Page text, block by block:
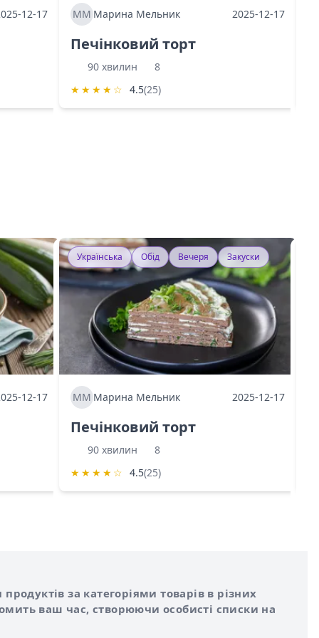
12-17 МММарина Мельник 2025-12-17
Печінковий торт
90 хвилин
8
★ ★ ★ ★ ☆ 4.5(25)
12-17
Українська Обід Вечеря Закуски
МММарина Мельник 2025-12-17
Печінковий торт
90 хвилин
8
★ ★ ★ ★ ☆ 4.5(25)
за категоріями товарів в різних
ваш час, створюючи особисті списки на